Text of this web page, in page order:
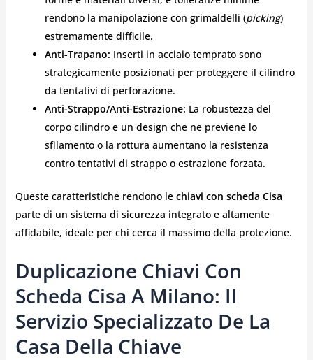
rendono la manipolazione con grimaldelli (picking)
estremamente difficile.
Anti-Trapano: Inserti in acciaio temprato sono
strategicamente posizionati per proteggere il cilindro
da tentativi di perforazione.
Anti-Strappo/Anti-Estrazione: La robustezza del
corpo cilindro e un design che ne previene lo
sfilamento o la rottura aumentano la resistenza
contro tentativi di strappo o estrazione forzata.
Queste caratteristiche rendono le chiavi con scheda Cisa
parte di un sistema di sicurezza integrato e altamente
affidabile, ideale per chi cerca il massimo della protezione.
Duplicazione Chiavi Con
Scheda Cisa A Milano: Il
Servizio Specializzato De La
Casa Della Chiave